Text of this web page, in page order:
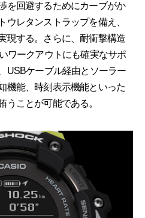
を回避するためにカーブがか
ウレタンストラップを備え、
現する。さらに、耐衝撃構造
ワークアウトにも確実なサポ
USBケーブル経由とソーラー
機能、時刻表示機能といった
うことが可能である。